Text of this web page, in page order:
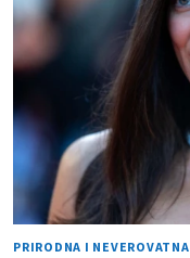
PRIRODNA I NEVEROVATNA